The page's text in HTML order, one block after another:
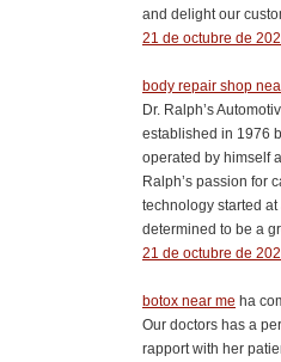
and delight our
21 de octubre de
body repair shop
Dr. Ralph’s
established in 1976
operated by himself
Ralph’s passion for
technology started
determined to be a
21 de octubre de
botox near me ha
Our doctors has a
rapport with her